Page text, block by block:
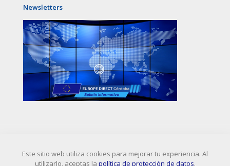
Newsletters
Este sitio web utiliza cookies para mejorar tu experiencia. Al
utilizarlo, aceptas la política de protección de datos.